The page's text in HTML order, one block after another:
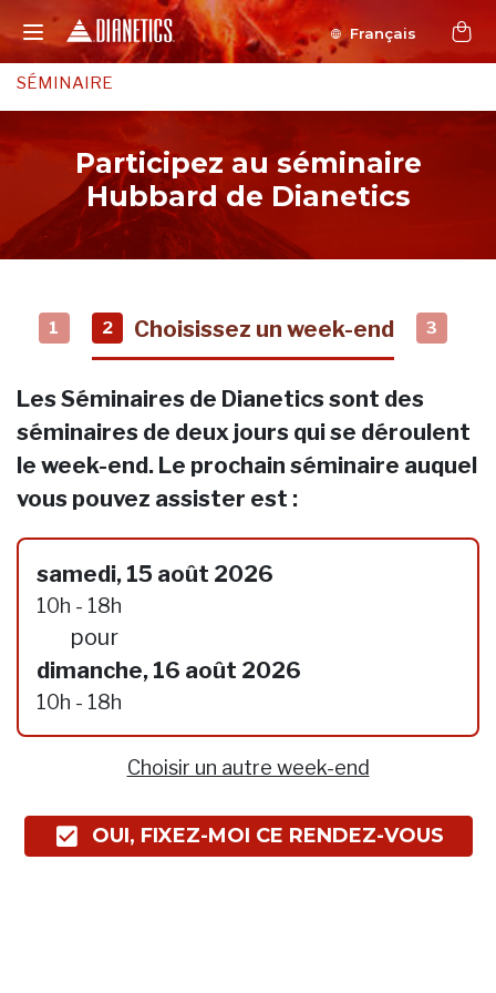
Français
SÉMINAIRE
Participez au séminaire
Hubbard de Dianetics
1 2 Choisissez un week-end 3
Les Séminaires de Dianetics sont des
séminaires de deux jours qui se déroulent
le week-end. Le prochain séminaire auquel
vous pouvez assister est :
samedi, 15 août 2026
10h - 18h
pour
dimanche, 16 août 2026
10h - 18h
Choisir un autre week-end
OUI, FIXEZ-MOI CE RENDEZ-VOUS